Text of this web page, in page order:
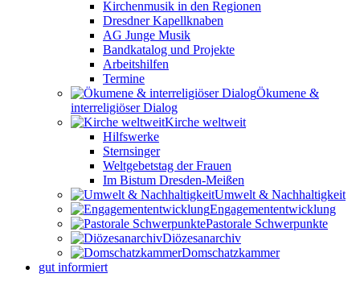
Kirchenmusik in den Regionen
Dresdner Kapellknaben
AG Junge Musik
Bandkatalog und Projekte
Arbeitshilfen
Termine
Ökumene &
interreligiöser Dialog
Kirche weltweit
Hilfswerke
Sternsinger
Weltgebetstag der Frauen
Im Bistum Dresden-Meißen
Umwelt & Nachhaltigkeit
Engagemententwicklung
Pastorale Schwerpunkte
Diözesanarchiv
Domschatzkammer
gut informiert